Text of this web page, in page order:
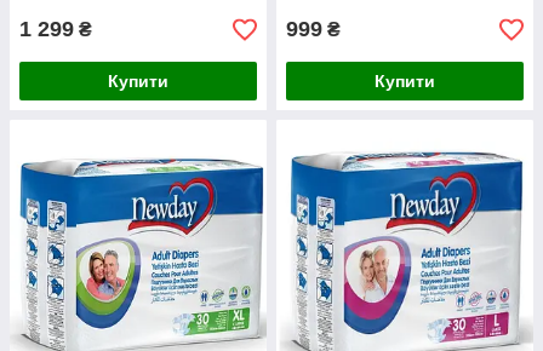
1 299 ₴
Купити
999 ₴
Купити